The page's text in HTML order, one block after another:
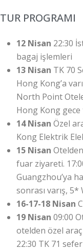
TUR PROGRAMI
12 Nisan 22:30
bagaj işlemleri
13 Nisan TK 70
Hong Kong’a
North Point
Hong Kong
14 Nisan Özel
Kong Elektrik
15 Nisan
fuar ziyareti.
Guangzhou’ya
sonrası varış,
16-17-18 Nisan
19 Nisan 09:00
otelden özel
22:30 TK 71